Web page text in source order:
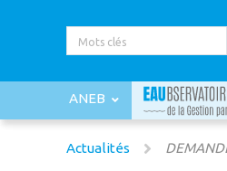
ANEB
Actualités